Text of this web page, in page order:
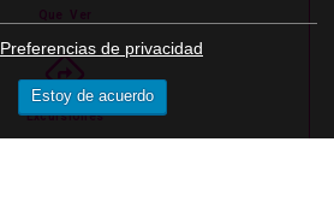
Que Ver
Excursiones
Preferencias de privacidad
Estoy de acuerdo